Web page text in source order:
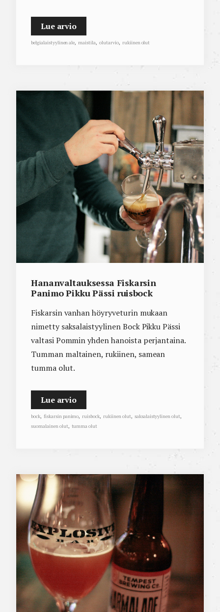
Lue arvio
belgialaistyylinen ale, maistila, olutarvio, rukiinen olut
Hananvaltauksessa Fiskarsin
Panimo Pikku Pässi ruisbock
Fiskarsin vanhan höyryveturin mukaan
nimetty saksalaistyylinen Bock Pikku Pässi
valtasi Pommin yhden hanoista perjantaina.
Tumman maltainen, rukiinen, samean
tumma olut.
Lue arvio
bock, fiskarsin panimo, ruisbock, rukiinen olut, saksalaistyylinen olut,
suomalainen olut, tumma olut